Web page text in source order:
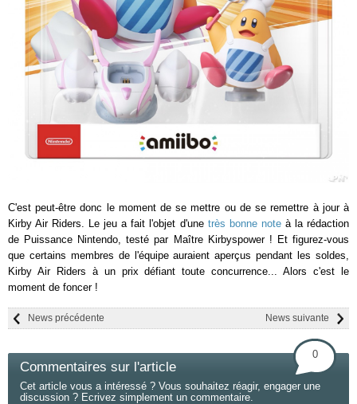
C'est peut-être donc le moment de se mettre ou de se remettre à jour à
Kirby Air Riders. Le jeu a fait l'objet d'une très bonne note à la rédaction
de Puissance Nintendo, testé par Maître Kirbyspower ! Et figurez-vous
que certains membres de l'équipe auraient aperçus pendant les soldes,
Kirby Air Riders à un prix défiant toute concurrence... Alors c'est le
moment de foncer !
News suivante
News précédente
Commentaires sur l'article
0
Cet article vous a intéressé ? Vous souhaitez réagir, engager une
discussion ? Ecrivez simplement un commentaire.